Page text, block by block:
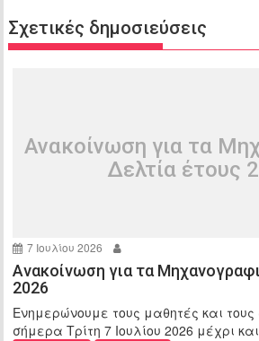
k τ
ε
Σχετικές δημοσιεύσεις
Ανακοίνωση για τα
Δελτία έτους
7 Ιουλίου 2026
Ανακοίνωση για τα
2026
Ενημερώνουμε τους μαθητές και τους
σήμερα Τρίτη 7 Ιουλίου 2026 μέχρι